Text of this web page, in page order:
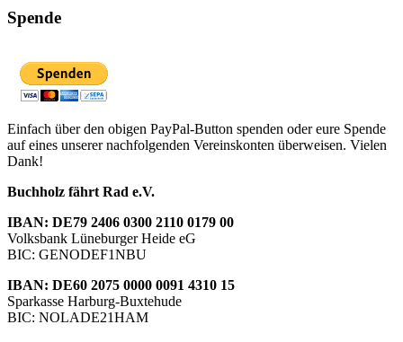
Spende
Einfach über den obigen PayPal-Button spenden oder eure Spende
auf eines unserer nachfolgenden Vereinskonten überweisen. Vielen
Dank!
Buchholz fährt Rad e.V.
IBAN: DE79 2406 0300 2110 0179 00
Volksbank Lüneburger Heide eG
BIC: GENODEF1NBU
IBAN: DE60 2075 0000 0091 4310 15
Sparkasse Harburg-Buxtehude
BIC: NOLADE21HAM